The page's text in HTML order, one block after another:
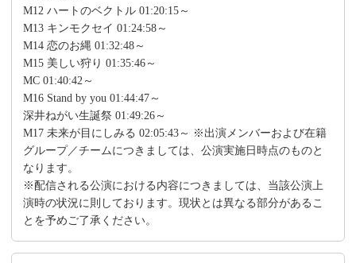
M12 ハートのベクトル 01:20:15～
M13 キンモクセイ 01:24:58～
M14 恋のお縄 01:32:48～
M15 美しい狩り 01:35:46～
MC 01:40:42～
M16 Stand by you 01:44:47～
深井ねがい生誕祭 01:49:26～
M17 未来が目にしみる 02:05:43～ ※出演メンバーおよび在籍
グループ／チームにつきましては、公演実施日時点のものと
なります。
※配信される公演における内容につきましては、当該公演上
演時の状況に則しております。現状とは異なる部分があるこ
とを予めご了承ください。